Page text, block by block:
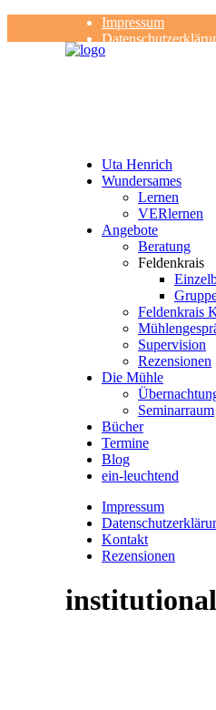
Impressum
Kontakt
Uta Henrich
Wundersames
Lernen
VERlernen
Angebote
Beratung
Feldenkrais
Feldenkrais
Supervision
Rezensionen
Die Mühle
Seminarraum
Bücher
Termine
Blog
ein-leuchtend
Impressum
Kontakt
Rezensionen